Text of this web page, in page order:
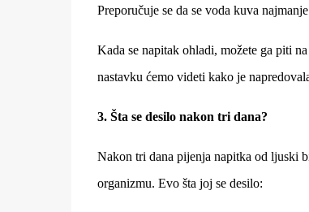
Preporučuje se da se voda kuva
Kada se napitak ohladi, možete ga piti
nastavku ćemo videti kako je
3. Šta se desilo nakon tri dana?
Nakon tri dana pijenja napitka od ljuski
organizmu. Evo šta joj se desilo: